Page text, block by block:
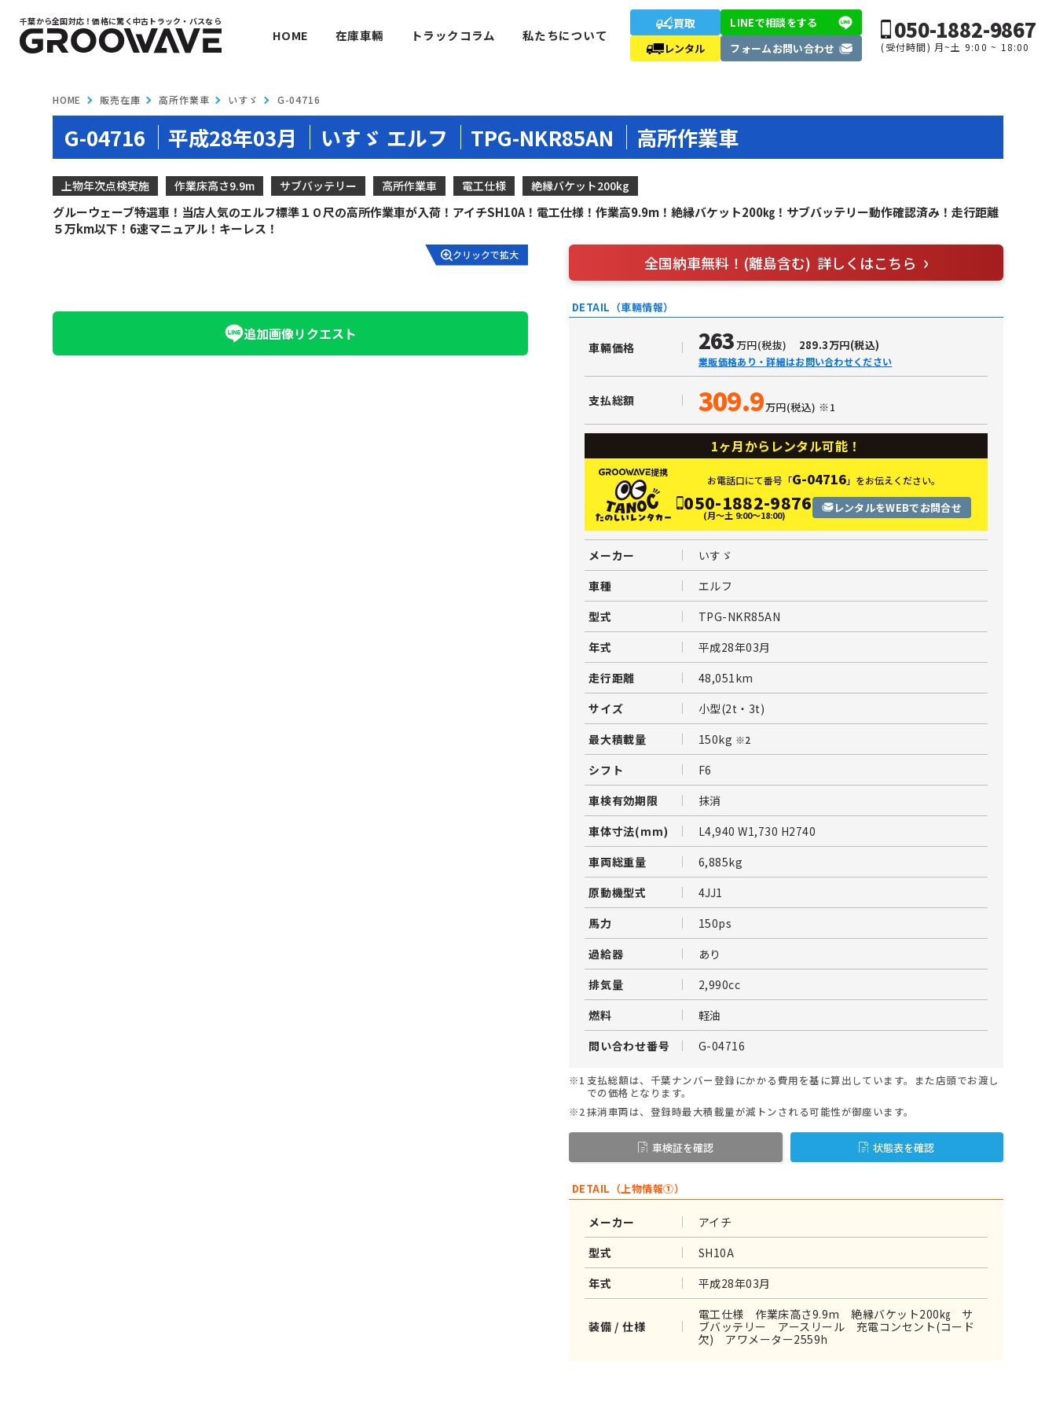
千葉から全国対応！価格に驚く中古トラック・バスなら
HOME 在庫車輛 トラックコラム 私たちについて
買取
レンタル
LINEで相談をする
フォームお問い合わせ
050-1882-9867
(受付時間) 月~土 9:00 ~ 18:00
HOME 販売在庫 高所作業車 いすゞ G-04716
G-04716 平成28年03月 いすゞ エルフ TPG-NKR85AN 高所作業車
上物年次点検実施 作業床高さ9.9m サブバッテリー 高所作業車 電工仕様 絶縁バケット200kg
グルーウェーブ特選車！当店人気のエルフ標準１０尺の高所作業車が入荷！アイチSH10A！電工仕様！作業高9.9m！絶縁バケット200㎏！サブバッテリー動作確認済み！走行距離
５万km以下！6速マニュアル！キーレス！
クリックで拡大
追加画像リクエスト
全国納車無料！(離島含む) 詳しくはこちら
DETAIL（車輛情報）
車輛価格 263 万円(税抜) 289.3万円(税込)
業販価格あり・詳細はお問い合わせください
支払総額 309.9万円(税込) ※1
1ヶ月からレンタル可能！
提携
お電話口にて番号 「G-04716」をお伝えください。
050-1882-9876
(月〜土 9:00〜18:00)
レンタルをWEBでお問合せ
メーカー
いすゞ
車種
エルフ
型式
TPG-NKR85AN
年式
平成28年03月
走行距離
48,051km
サイズ
小型(2t・3t)
最大積載量
150kg ※2
シフト
F6
車検有効期限
抹消
車体寸法(mm)
L4,940 W1,730 H2740
車両総重量
6,885kg
原動機型式
4JJ1
馬力
150ps
過給器
あり
排気量
2,990cc
燃料
軽油
問い合わせ番号
G-04716
※1 支払総額は、千葉ナンバー登録にかかる費用を基に算出しています。また店頭でお渡し
での価格となります。
※2抹消車両は、登録時最大積載量が減トンされる可能性が御座います。
車検証を確認 状態表を確認
DETAIL（上物情報①）
メーカー
アイチ
型式
SH10A
年式
平成28年03月
装備 / 仕様
電工仕様 作業床高さ9.9m 絶縁バケット200㎏ サ
ブバッテリー アースリール 充電コンセント(コード
欠) アワメーター2559h